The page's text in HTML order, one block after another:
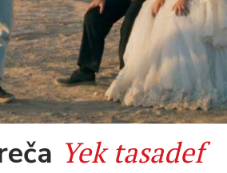
Yek tasadef